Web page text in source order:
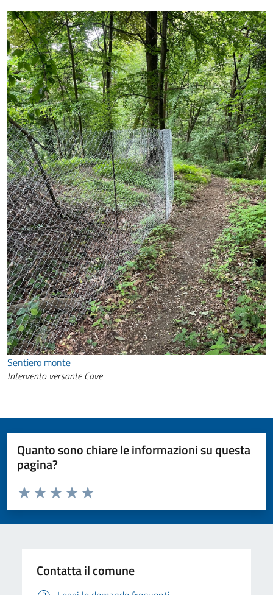
Sentiero monte
Intervento versante Cave
Quanto sono chiare le informazioni su questa
pagina?
Valuta da 1 a 5 stelle la pagina
Valuta 5 stelle su 5
Valuta 4 stelle su 5
Valuta 3 stelle su 5
Valuta 2 stelle su 5
Valuta 1 stelle su 5
Contatta il comune